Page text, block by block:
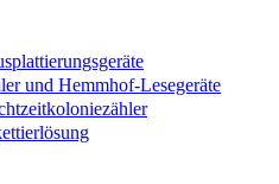
und Hemmhof-Lesegeräte